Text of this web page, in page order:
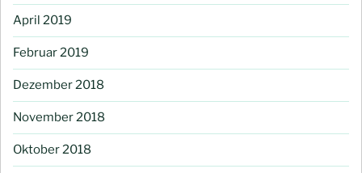
April 2019
Februar 2019
Dezember 2018
November 2018
Oktober 2018